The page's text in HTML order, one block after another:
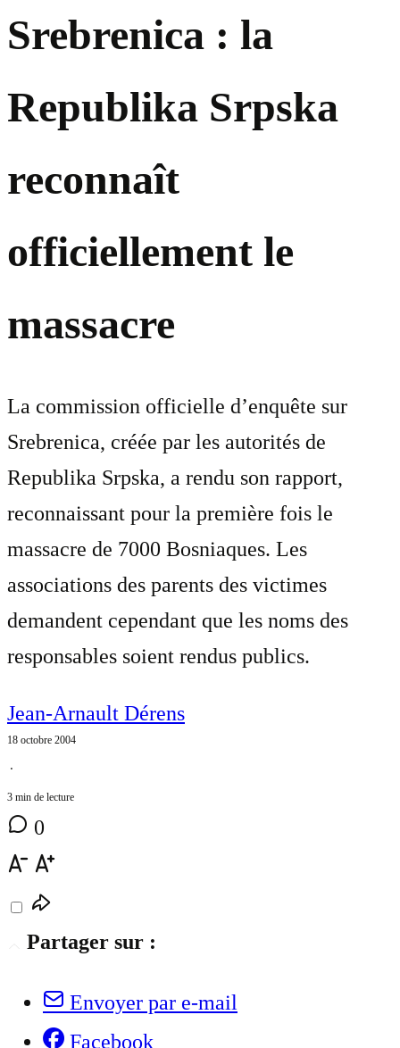
Srebrenica : la
Republika Srpska
reconnaît
officiellement le
massacre
La commission officielle d’enquête sur
Srebrenica, créée par les autorités de
Republika Srpska, a rendu son rapport,
reconnaissant pour la première fois le
massacre de 7000 Bosniaques. Les
associations des parents des victimes
demandent cependant que les noms des
responsables soient rendus publics.
Jean-Arnault Dérens
18 octobre 2004
⋅
3 min de lecture
0
Partager sur :
Envoyer par e-mail
Facebook